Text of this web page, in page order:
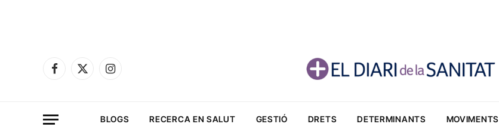
Facebook
X
Instagram
BLOGS RECERCA EN SALUT GESTIÓ DRETS DETERMINANTS MOVIMENTS